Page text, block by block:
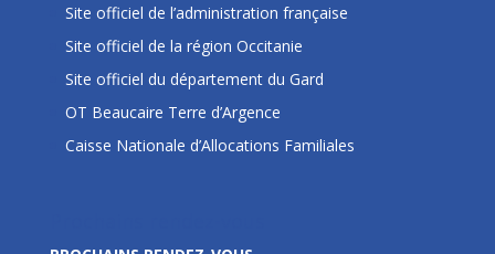
Site officiel de l’administration française
Site officiel de la région Occitanie
Site officiel du département du Gard
OT Beaucaire Terre d’Argence
Caisse Nationale d’Allocations Familiales